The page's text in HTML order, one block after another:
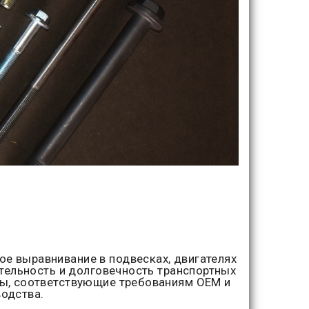
в подвесках, двигателях
и долговечность транспортных
соответствующие требованиям OEM и